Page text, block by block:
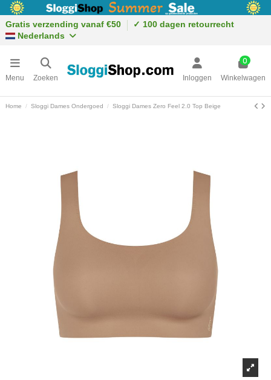
Gratis verzending vanaf €50
✓ 100 dagen retourrecht
Nederlands
Menu Zoeken Inloggen
0
Winkelwagen
Home Sloggi Dames Ondergoed Sloggi Dames Zero Feel 2.0 Top Beige